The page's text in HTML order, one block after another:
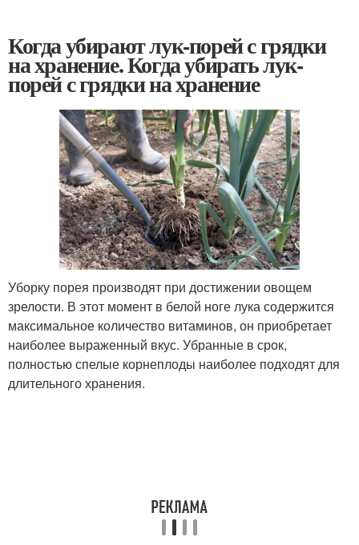
Когда убирают лук-порей с грядки
на хранение. Когда убирать лук-
порей с грядки на хранение
Уборку порея производят при достижении овощем
зрелости. В этот момент в белой ноге лука содержится
максимальное количество витаминов, он приобретает
наиболее выраженный вкус. Убранные в срок,
полностью спелые корнеплоды наиболее подходят для
длительного хранения.